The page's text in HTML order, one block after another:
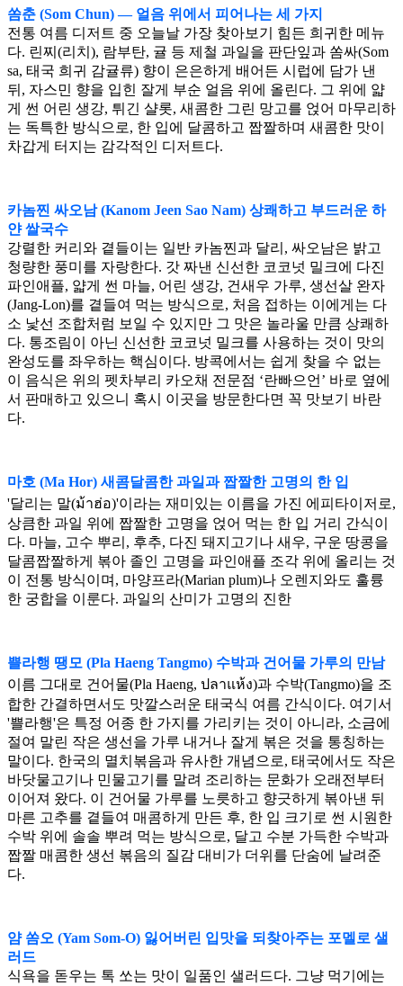
쏨춘 (Som Chun) — 얼음 위에서 피어나는 세 가지
전통 여름 디저트 중 오늘날 가장 찾아보기 힘든 희귀한 메뉴
다. 린찌(리치), 람부탄, 귤 등 제철 과일을 판단잎과 쏨싸(Som
sa, 태국 희귀 감귤류) 향이 은은하게 배어든 시럽에 담가 낸
뒤, 자스민 향을 입힌 잘게 부순 얼음 위에 올린다. 그 위에 얇
게 썬 어린 생강, 튀긴 샬롯, 새콤한 그린 망고를 얹어 마무리하
는 독특한 방식으로, 한 입에 달콤하고 짭짤하며 새콤한 맛이
차갑게 터지는 감각적인 디저트다.
카놈찐 싸오남 (Kanom Jeen Sao Nam) 상쾌하고 부드러운 하
얀 쌀국수
강렬한 커리와 곁들이는 일반 카놈찐과 달리, 싸오남은 밝고
청량한 풍미를 자랑한다. 갓 짜낸 신선한 코코넛 밀크에 다진
파인애플, 얇게 썬 마늘, 어린 생강, 건새우 가루, 생선살 완자
(Jang-Lon)를 곁들여 먹는 방식으로, 처음 접하는 이에게는 다
소 낯선 조합처럼 보일 수 있지만 그 맛은 놀라울 만큼 상쾌하
다. 통조림이 아닌 신선한 코코넛 밀크를 사용하는 것이 맛의
완성도를 좌우하는 핵심이다. 방콕에서는 쉽게 찾을 수 없는
이 음식은 위의 펫차부리 카오채 전문점 ‘란빠으언’ 바로 옆에
서 판매하고 있으니 혹시 이곳을 방문한다면 꼭 맛보기 바란
다.
마호 (Ma Hor) 새콤달콤한 과일과 짭짤한 고명의 한 입
'달리는 말(ม้าฮ่อ)'이라는 재미있는 이름을 가진 에피타이저로,
상큼한 과일 위에 짭짤한 고명을 얹어 먹는 한 입 거리 간식이
다. 마늘, 고수 뿌리, 후추, 다진 돼지고기나 새우, 구운 땅콩을
달콤짭짤하게 볶아 졸인 고명을 파인애플 조각 위에 올리는 것
이 전통 방식이며, 마양프라(Marian plum)나 오렌지와도 훌륭
한 궁합을 이룬다. 과일의 산미가 고명의 진한
쁠라행 땡모 (Pla Haeng Tangmo) 수박과 건어물 가루의 만남
이름 그대로 건어물(Pla Haeng, ปลาแห้ง)과 수박(Tangmo)을 조
합한 간결하면서도 맛깔스러운 태국식 여름 간식이다. 여기서
'쁠라행'은 특정 어종 한 가지를 가리키는 것이 아니라, 소금에
절여 말린 작은 생선을 가루 내거나 잘게 볶은 것을 통칭하는
말이다. 한국의 멸치볶음과 유사한 개념으로, 태국에서도 작은
바닷물고기나 민물고기를 말려 조리하는 문화가 오래전부터
이어져 왔다. 이 건어물 가루를 노릇하고 향긋하게 볶아낸 뒤
마른 고추를 곁들여 매콤하게 만든 후, 한 입 크기로 썬 시원한
수박 위에 솔솔 뿌려 먹는 방식으로, 달고 수분 가득한 수박과
짭짤 매콤한 생선 볶음의 질감 대비가 더위를 단숨에 날려준
다.
얌 쏨오 (Yam Som-O) 잃어버린 입맛을 되찾아주는 포멜로 샐
러드
식욕을 돋우는 톡 쏘는 맛이 일품인 샐러드다. 그냥 먹기에는